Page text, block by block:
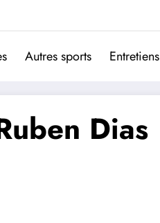
Autres sports Entretiens
Dias